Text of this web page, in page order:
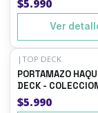
$5.990
Ver
Agotado
| TOP DECK
PORTAMAZO
DECK -
LEGENDARIA
$5.990